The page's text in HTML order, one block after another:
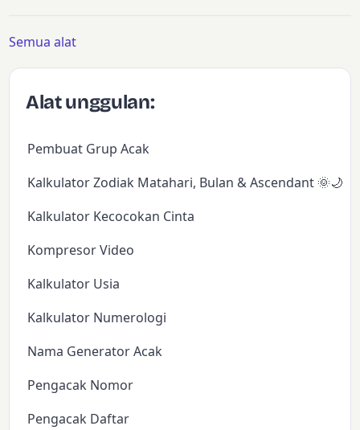
Semua alat
Alat unggulan:
Pembuat Grup Acak
Kalkulator Zodiak Matahari, Bulan & Ascendant 🌞🌙✨
Kalkulator Kecocokan Cinta
Kompresor Video
Kalkulator Usia
Kalkulator Numerologi
Nama Generator Acak
Pengacak Nomor
Pengacak Daftar